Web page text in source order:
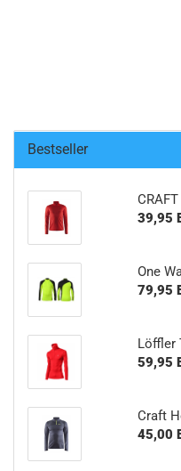
Bestseller
39,95
One
79,95
Löffler
59,95
Craft
45,00